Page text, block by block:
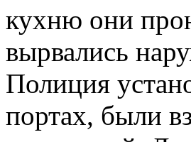
кухню они
вырвались
Полиция
портах, были